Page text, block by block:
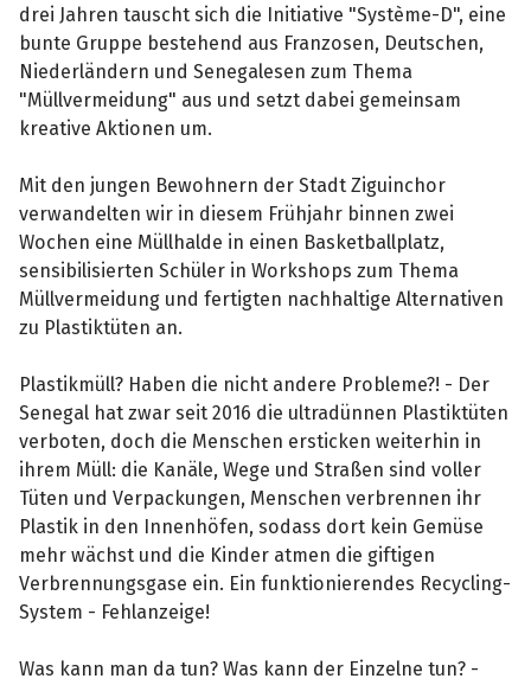
drei Jahren tauscht sich die Initiative "Système-D", eine
bunte Gruppe bestehend aus Franzosen, Deutschen,
Niederländern und Senegalesen zum Thema
"Müllvermeidung" aus und setzt dabei gemeinsam
kreative Aktionen um.
Mit den jungen Bewohnern der Stadt Ziguinchor
verwandelten wir in diesem Frühjahr binnen zwei
Wochen eine Müllhalde in einen Basketballplatz,
sensibilisierten Schüler in Workshops zum Thema
Müllvermeidung und fertigten nachhaltige Alternativen
zu Plastiktüten an.
Plastikmüll? Haben die nicht andere Probleme?! - Der
Senegal hat zwar seit 2016 die ultradünnen Plastiktüten
verboten, doch die Menschen ersticken weiterhin in
ihrem Müll: die Kanäle, Wege und Straßen sind voller
Tüten und Verpackungen, Menschen verbrennen ihr
Plastik in den Innenhöfen, sodass dort kein Gemüse
mehr wächst und die Kinder atmen die giftigen
Verbrennungsgase ein. Ein funktionierendes Recycling-
System - Fehlanzeige!
Was kann man da tun? Was kann der Einzelne tun? -